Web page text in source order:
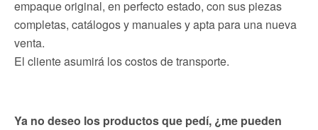
empaque original, en perfecto estado, con sus piezas
completas, catálogos y manuales y apta para una nueva
venta.
El cliente asumirá los costos de transporte.
Ya no deseo los productos que pedí, ¿me pueden